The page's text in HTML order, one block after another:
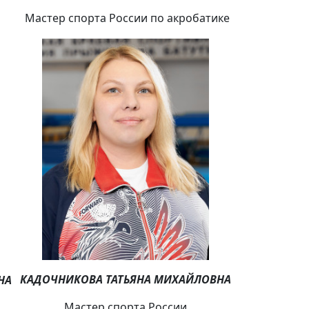
Мастер спорта России по акробатике
КАДОЧНИКОВА ТАТЬЯНА МИХАЙЛОВНА